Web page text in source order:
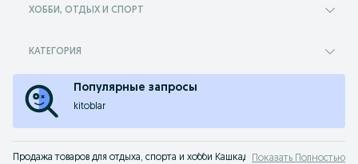
ХОББИ, ОТДЫХ И СПОРТ
КАТЕГОРИЯ
Популярные запросы
kitoblar
Продажа товаров для отдыха, спорта и хобби Кашкадарьинская область -
Показать Полностью